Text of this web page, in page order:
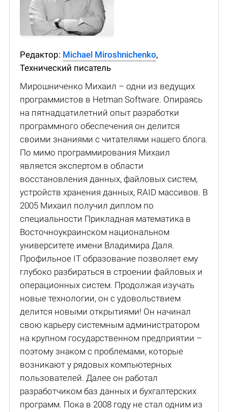
Редактор: Michael Miroshnichenko,
Технический писатель
Мирошниченко Михаил – одни из ведущих
программистов в Hetman Software. Опираясь
на пятнадцатилетний опыт разработки
программного обеспечения он делится
своими знаниями с читателями нашего блога.
По мимо программирования Михаил
является экспертом в области
восстановления данных, файловых систем,
устройств хранения данных, RAID массивов. В
2005 Михаил получил диплом по
специальности Прикладная математика в
Восточноукраинском национальном
университете имени Владимира Даля.
Профильное IT образование позволяет ему
глубоко разбираться в строении файловых и
операционных систем. Продолжая изучать
новые технологии, он с удовольствием
делится новыми открытиями! Он начинал
свою карьеру системным администратором
на крупном государственном предприятии –
поэтому знаком с проблемами, которые
возникают у рядовых компьютерных
пользователей. Далее он работал
разработчиком баз данных и бухгалтерских
программ. Пока в 2008 году не стал одним из